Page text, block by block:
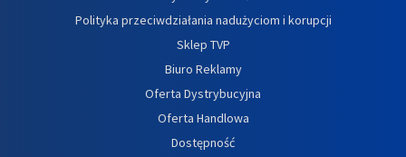
Polityka przeciwdziałania nadużyciom i korupcji
Sklep TVP
Biuro Reklamy
Oferta Dystrybucyjna
Oferta Handlowa
Dostępność